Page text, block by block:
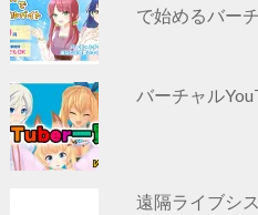
で始めるバー
バーチャル
遠隔ライブシ